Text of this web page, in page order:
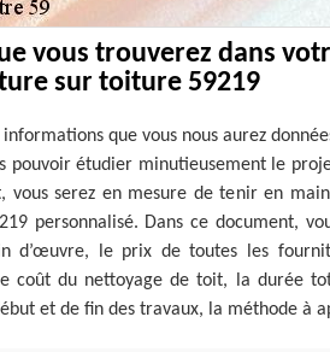
vous trouverez dans
sur toiture 59219
informations que vous nous aurez
pouvoir étudier minutieusement le
vous serez en mesure de tenir en
personnalisé. Dans ce document,
d’œuvre, le prix de toutes les
coût du nettoyage de toit, la durée
et de fin des travaux, la méthode à